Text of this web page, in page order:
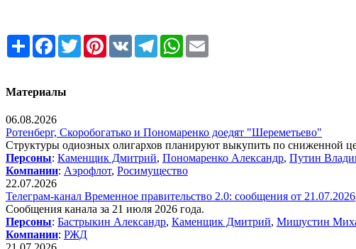
Share Facebook
TwitterPinterest
VK TelegramWhatsApp
Материалы
06.08.2026
Ротенберг, Скоробогатько и Пономаренко доедят "Шереметьево"
Структуры одиозных олигархов планируют выкупить по сниженной
Персоны: Каменщик Дмитрий, Пономаренко Александр, Путин
Компании: Аэрофлот, Росимущество
22.07.2026
Телеграм-канал Временное правительство 2.0: сообщения от 21.07.2026
Сообщения канала за 21 июля 2026 года.
Персоны: Бастрыкин Александр, Каменщик Дмитрий, Мишустин
Компании: РЖД